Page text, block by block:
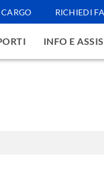
CARGO RICHIEDI
INFO E